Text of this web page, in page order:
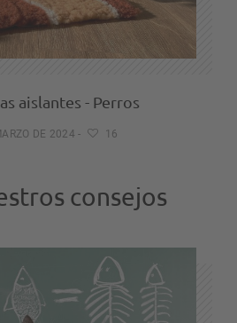
aislantes - Perros
DE 2024 - 16
consejos